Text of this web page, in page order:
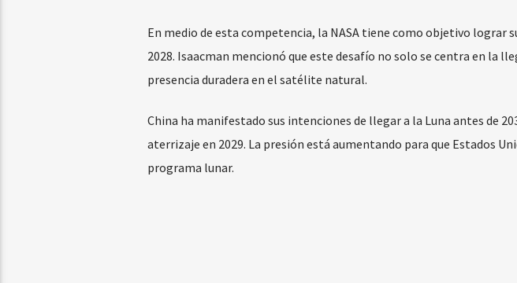
En medio de esta competencia, la NASA tiene como objetivo lograr
2028. Isaacman mencionó que este desafío no solo se centra en la
presencia duradera en el satélite natural.
China ha manifestado sus intenciones de llegar a la Luna antes de
aterrizaje en 2029. La presión está aumentando para que Estados
programa lunar.